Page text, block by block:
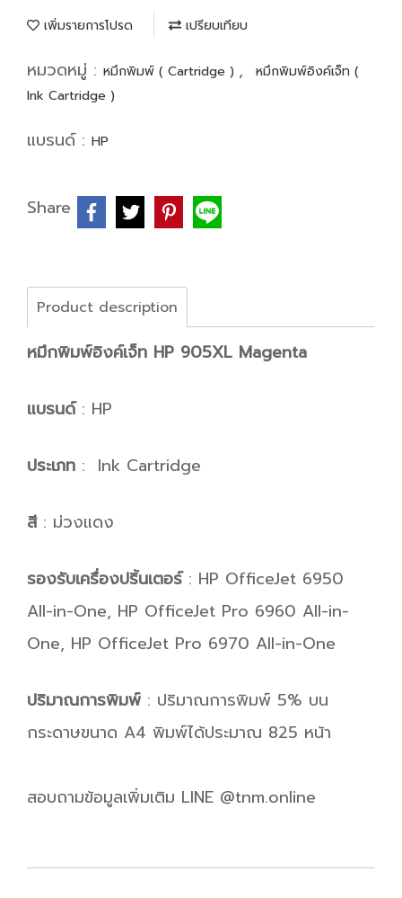
เพิ่มรายการโปรด เปรียบเทียบ
หมวดหมู่ : หมึกพิมพ์ ( Cartridge ) ,
หมึกพิมพ์อิงค์เจ็ท (
Ink Cartridge )
แบรนด์ : HP
Share
Product description
หมึกพิมพ์อิงค์เจ็ท HP 905XL Magenta
แบรนด์: HP
ประเภท : Ink Cartridge
สี: ม่วงแดง
รองรับเครื่องปริ้นเตอร์: HP OfficeJet 6950
All-in-One, HP OfficeJet Pro 6960 All-in-
One, HP OfficeJet Pro 6970 All-in-One
ปริมาณการพิมพ์ : ปริมาณการพิมพ์ 5% บน
กระดาษขนาด A4 พิมพ์ได้ประมาณ 825 หน้า
สอบถามข้อมูลเพิ่มเติม LINE @tnm.online